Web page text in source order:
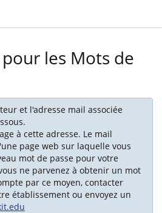
les Mots de
et l'adresse mail associée
à cette adresse. Le mail
page web sur laquelle vous
mot de passe pour votre
ne parvenez à obtenir un mot
par ce moyen, contacter
établissement ou envoyez un